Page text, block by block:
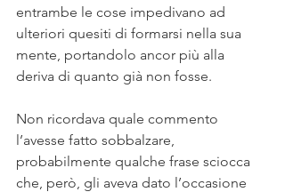
entrambe le cose impedivano ad
ulteriori quesiti di formarsi nella sua
mente, portandolo ancor più alla
deriva di quanto già non fosse.
Non ricordava quale commento
l’avesse fatto sobbalzare,
probabilmente qualche frase sciocca
che, però, gli aveva dato l’occasione